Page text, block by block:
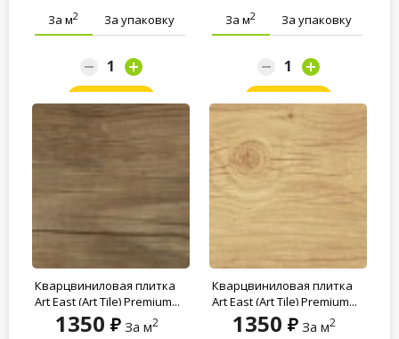
За м2 За упаковку За м2 За упаковку
Кварцвиниловая плитка
Art East (Art Tile) Premium...
1350 За м2
Кварцвиниловая плитка
Art East (Art Tile) Premium...
1350 За м2